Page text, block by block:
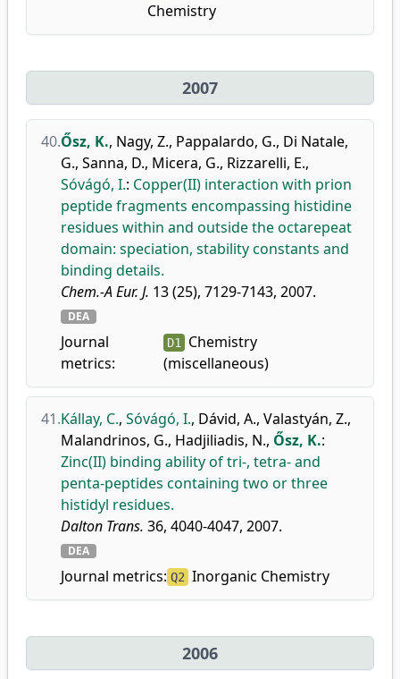
Chemistry
2007
40.Ősz, K., Nagy, Z., Pappalardo, G., Di Natale,
G., Sanna, D., Micera, G., Rizzarelli, E.,
Sóvágó, I.: Copper(II) interaction with prion
peptide fragments encompassing histidine
residues within and outside the octarepeat
domain: speciation, stability constants and
binding details.
Chem.-A Eur. J. 13 (25), 7129-7143, 2007.
DEA
Journal
metrics:
D1 Chemistry
(miscellaneous)
41.Kállay, C., Sóvágó, I., Dávid, A., Valastyán, Z.,
Malandrinos, G., Hadjiliadis, N., Ősz, K.:
Zinc(II) binding ability of tri-, tetra- and
penta-peptides containing two or three
histidyl residues.
Dalton Trans. 36, 4040-4047, 2007.
DEA
Journal metrics: Q2 Inorganic Chemistry
2006